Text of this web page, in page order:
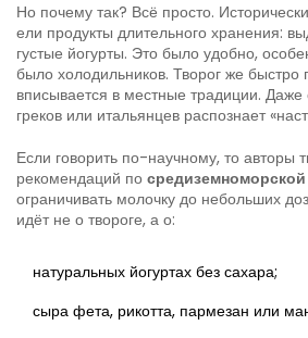
Но почему так? Всё просто.
ели продукты длительного хранения:
густые йогурты. Это было удобно,
было холодильников. Творог же быстро
вписывается в местные традиции. Даже
греков или итальянцев распознает
Если говорить по-научному, то авторы
рекомендаций по средиземноморской
ограничивать молочку до небольших
идёт не о твороге, а о:
натуральных йогуртах без сахара;
сыра фета, рикотта, пармезан или